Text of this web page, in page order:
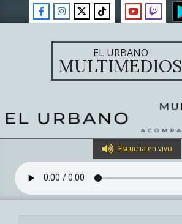
to
EL URBANO
MULTIMEDIOS
Navigation
Menu
Escucha en vivo